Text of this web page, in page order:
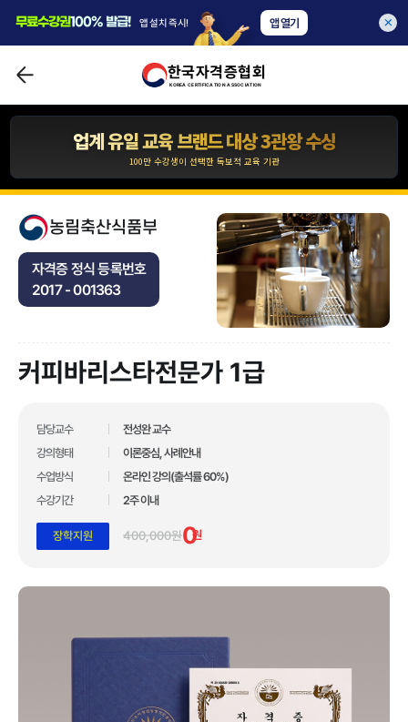
무료수강권100% 발급! 앱 설치 즉시! 앱 열기
한국자격증협회
KOREA CERTIFICATION ASSOCIATION
합격자 수 1위 한국자격증협회
10년간 아무도 깨지 못한 기록!
압도적인 합격자 수 1,117,633건 입니다.
*자사 사이트 내 합격후기 글 수 기준
업계 유일 교육 브랜드 대상 3관왕 수상
100만 수강생이 선택한 독보적 교육 기관
합격자 수 1위 한국자격증협회
10년간 아무도 깨지 못한 기록!
압도적인 합격자 수 1,117,633건 입니다.
*자사 사이트 내 합격후기 글 수 기준
업계 유일 교육 브랜드 대상 3관왕 수상
업계 유일 교육 브랜드 대상 3관왕 수상
합격자 수 1위 한국자격증협회
10년간 아무도 깨지 못한 기록!
압도적인 합격자 수 1,117,633건 입니다.
업계 유일 교육 브랜드 대상 3관왕 수상
농림축산식품부
자격증 정식 등록번호
2017 - 001363
커피바리스타전문가 1급
담당교수
전성완 교수
강의형태
이론중심, 사례안내
수업방식
온라인 강의(출석률 60%)
수강기간
2주 이내
장학지원 400,000원0원